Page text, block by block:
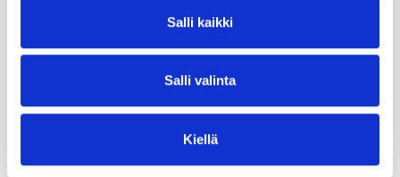
Salli kaikki
Salli valinta
Kiellä